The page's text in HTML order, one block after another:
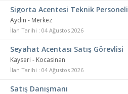
Sigorta Acentesi Teknik Personeli
Aydın - Merkez
İlan Tarihi : 04 Ağustos 2026
Seyahat Acentası Satış Görevlisi
Kayseri - Kocasinan
İlan Tarihi : 04 Ağustos 2026
Satış Danışmanı